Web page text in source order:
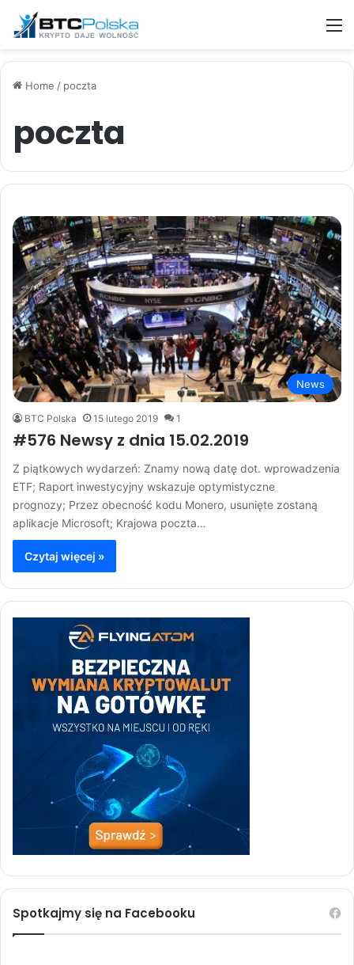
Home / poczta
poczta
News
BTC Polska 15 lutego 2019 1
#576 Newsy z dnia 15.02.2019
Z piątkowych wydarzeń: Znamy nową datę dot. wprowadzenia
ETF; Raport inwestycyjny wskazuje optymistyczne
prognozy; Przez obecność kodu Monero, usunięte zostaną
aplikacje Microsoft; Krajowa poczta…
Czytaj więcej »
Spotkajmy się na Facebooku